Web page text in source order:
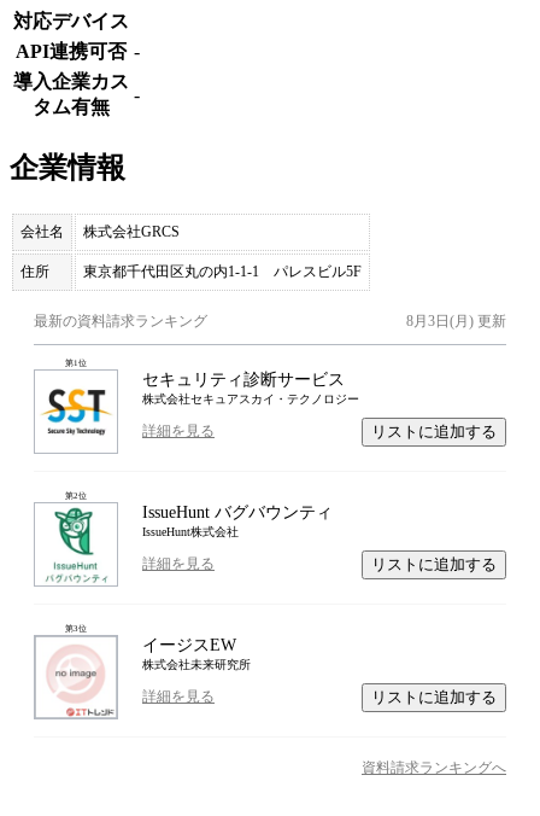
対応デバイス
API連携可否 -
導入企業カス
タム有無
-
企業情報
会社名 株式会社GRCS
住所 東京都千代田区丸の内1-1-1 パレスビル5F
最新の資料請求ランキング 8月3日(月) 更新
第1位
セキュリティ診断サービス
株式会社セキュアスカイ・テクノロジー
詳細を見る リストに追加する
第2位
IssueHunt バグバウンティ
IssueHunt株式会社
詳細を見る リストに追加する
第3位
イージスEW
株式会社未来研究所
詳細を見る リストに追加する
資料請求ランキングへ